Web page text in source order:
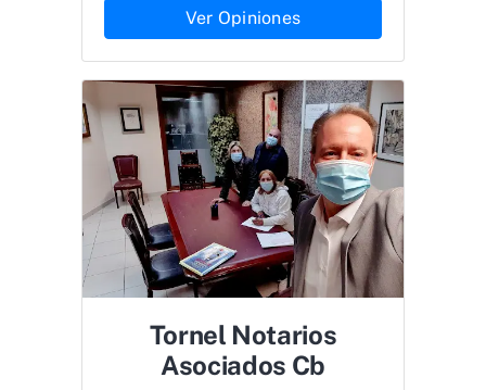
Ver Opiniones
Tornel Notarios
Asociados Cb